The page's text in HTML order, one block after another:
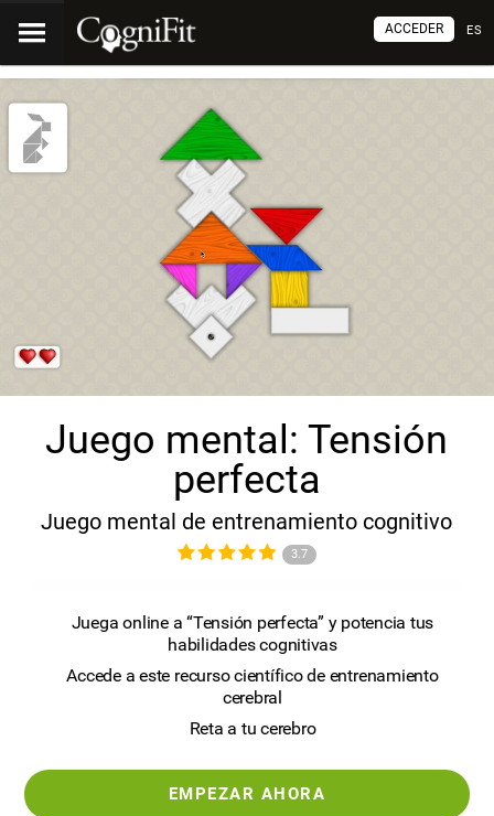
ES
ACCEDER
Juego mental: Tensión
perfecta
Juego mental de entrenamiento cognitivo
3.7
Juega online a “Tensión perfecta” y potencia tus
habilidades cognitivas
Accede a este recurso científico de entrenamiento
cerebral
Reta a tu cerebro
EMPEZAR AHORA